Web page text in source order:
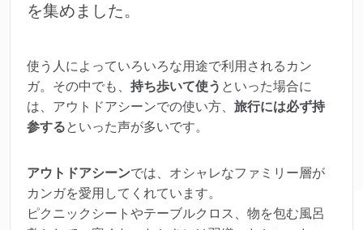
を集めました。
使う人によっていろいろな用途で利用されるカン
ガ。その中でも、 持ち歩いて使う といった場合に
は、アウトドアシーンでの使い方、 旅行には必ず持
参するといった声が多いです。
アウトドアシーンでは、オシャレなファミリー層が
カンガを愛用してくれています。
ピクニックシートやテーブルクロス、物を包む風呂